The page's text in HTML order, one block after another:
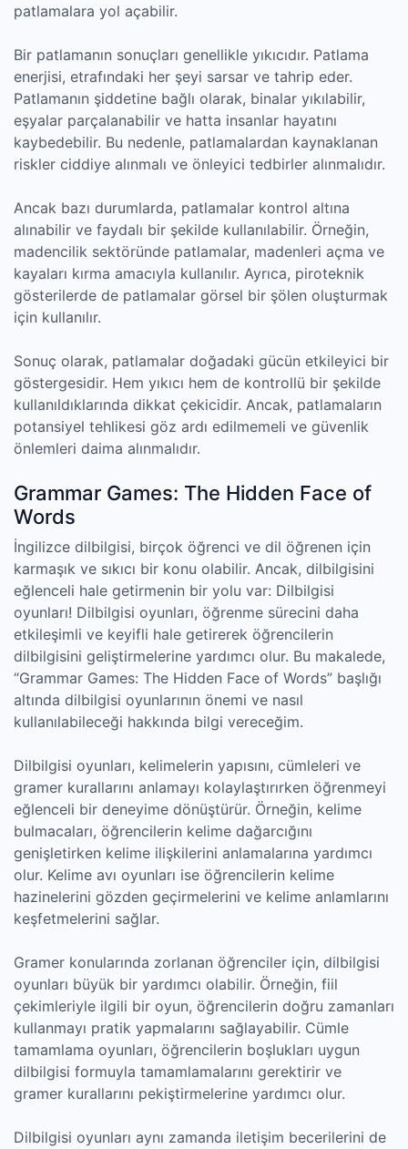
patlamalara yol açabilir.
Bir patlamanın sonuçları genellikle yıkıcıdır. Patlama
enerjisi, etrafındaki her şeyi sarsar ve tahrip eder.
Patlamanın şiddetine bağlı olarak, binalar yıkılabilir,
eşyalar parçalanabilir ve hatta insanlar hayatını
kaybedebilir. Bu nedenle, patlamalardan kaynaklanan
riskler ciddiye alınmalı ve önleyici tedbirler alınmalıdır.
Ancak bazı durumlarda, patlamalar kontrol altına
alınabilir ve faydalı bir şekilde kullanılabilir. Örneğin,
madencilik sektöründe patlamalar, madenleri açma ve
kayaları kırma amacıyla kullanılır. Ayrıca, piroteknik
gösterilerde de patlamalar görsel bir şölen oluşturmak
için kullanılır.
Sonuç olarak, patlamalar doğadaki gücün etkileyici bir
göstergesidir. Hem yıkıcı hem de kontrollü bir şekilde
kullanıldıklarında dikkat çekicidir. Ancak, patlamaların
potansiyel tehlikesi göz ardı edilmemeli ve güvenlik
önlemleri daima alınmalıdır.
Grammar Games: The Hidden Face of
Words
İngilizce dilbilgisi, birçok öğrenci ve dil öğrenen için
karmaşık ve sıkıcı bir konu olabilir. Ancak, dilbilgisini
eğlenceli hale getirmenin bir yolu var: Dilbilgisi
oyunları! Dilbilgisi oyunları, öğrenme sürecini daha
etkileşimli ve keyifli hale getirerek öğrencilerin
dilbilgisini geliştirmelerine yardımcı olur. Bu makalede,
“Grammar Games: The Hidden Face of Words” başlığı
altında dilbilgisi oyunlarının önemi ve nasıl
kullanılabileceği hakkında bilgi vereceğim.
Dilbilgisi oyunları, kelimelerin yapısını, cümleleri ve
gramer kurallarını anlamayı kolaylaştırırken öğrenmeyi
eğlenceli bir deneyime dönüştürür. Örneğin, kelime
bulmacaları, öğrencilerin kelime dağarcığını
genişletirken kelime ilişkilerini anlamalarına yardımcı
olur. Kelime avı oyunları ise öğrencilerin kelime
hazinelerini gözden geçirmelerini ve kelime anlamlarını
keşfetmelerini sağlar.
Gramer konularında zorlanan öğrenciler için, dilbilgisi
oyunları büyük bir yardımcı olabilir. Örneğin, fiil
çekimleriyle ilgili bir oyun, öğrencilerin doğru zamanları
kullanmayı pratik yapmalarını sağlayabilir. Cümle
tamamlama oyunları, öğrencilerin boşlukları uygun
dilbilgisi formuyla tamamlamalarını gerektirir ve
gramer kurallarını pekiştirmelerine yardımcı olur.
Dilbilgisi oyunları aynı zamanda iletişim becerilerini de